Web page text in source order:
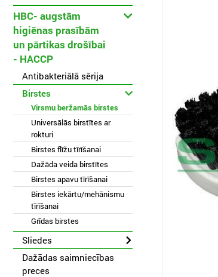
HBC- augstām
higiēnas prasībām
un pārtikas drošībai
- HACCP
Antibakteriālā sērija
Birstes
Virsmu beržamās birstes
Universālās birstītes ar
rokturi
Birstes flīžu tīrīšanai
Dažāda veida birstītes
Birstes apavu tīrīšanai
Birstes iekārtu/mehānismu
tīrīšanai
Grīdas birstes
Sliedes
Dažādas saimniecības
preces